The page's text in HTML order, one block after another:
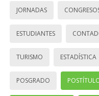
JORNADAS
ESTUDIANTES
TURISMO ESTADÍSTICA
POSGRADO